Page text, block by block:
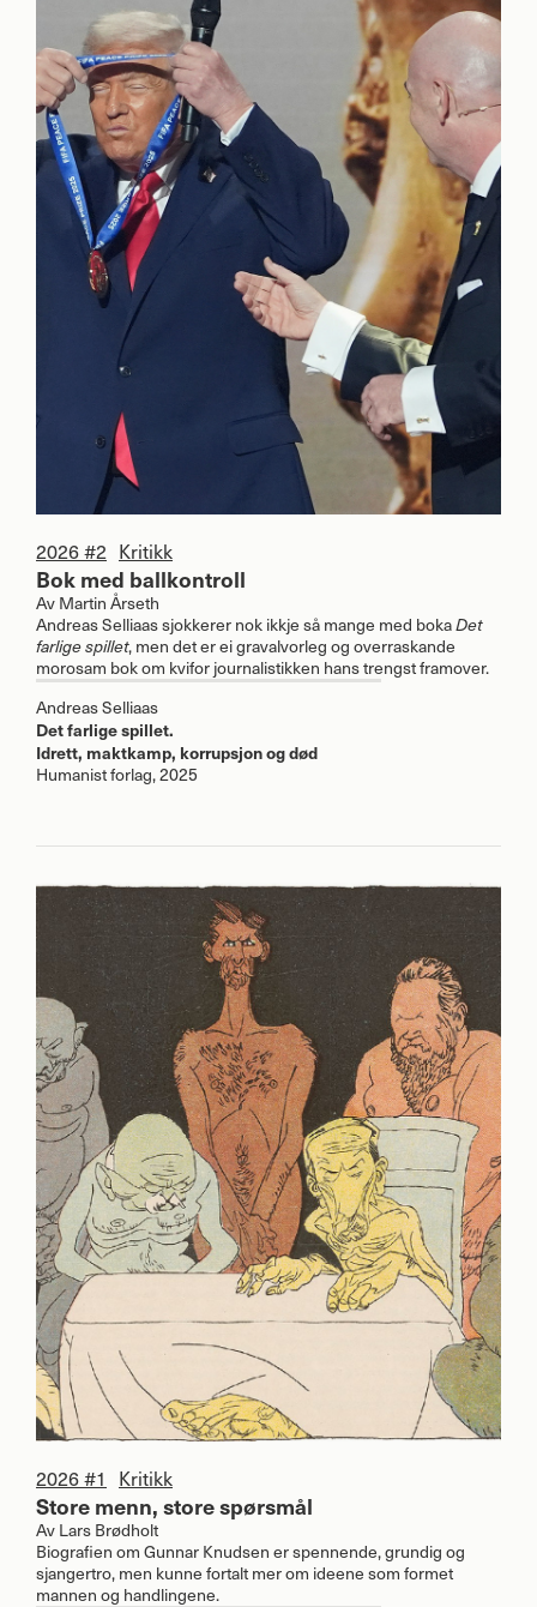
2026 #2 Kritikk
Bok med ballkontroll
Av Martin Årseth
Andreas Selliaas sjokkerer nok ikkje så mange med bokaDet
farlige spillet, men det er ei gravalvorleg og overraskande
morosam bok om kvifor journalistikken hans trengst framover.
Andreas Selliaas
Det farlige spillet.
Idrett, maktkamp, korrupsjon og død
Humanist forlag, 2025
2026 #1 Kritikk
Store menn, store spørsmål
Av Lars Brødholt
Biografien om Gunnar Knudsen er spennende, grundig og
sjangertro, men kunne fortalt mer om ideene som formet
mannen og handlingene.